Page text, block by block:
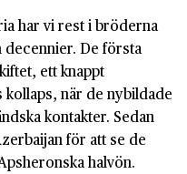
har vi rest i bröderna
De första
ett knappt
när de nybildade
kontakter. Sedan
för att se de
halvön.